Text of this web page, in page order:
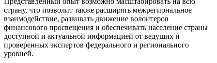
страну, что позволит также расширять межрегиональное
взаимодействие, развивать движение волонтеров
финансового просвещения и обеспечивать население страны
доступной и актуальной информацией от ведущих и
проверенных экспертов федерального и регионального
уровней.